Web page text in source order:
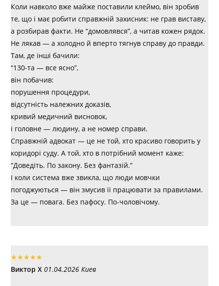
Коли навколо вже майже поставили клеймо, він зробив
те, що і має робити справжній захисник: не грав виставу,
а розбирав факти. Не “домовлявся”, а читав кожен рядок.
Не лякав — а холодно й вперто тягнув справу до правди.
Там, де інші бачили:
“130-та — все ясно”,
він побачив:
порушення процедури,
відсутність належних доказів,
кривий медичний висновок,
і головне — людину, а не номер справи.
Справжній адвокат — це не той, хто красиво говорить у
коридорі суду. А той, хто в потрібний момент каже:
“Доведіть. По закону. Без фантазій.”
І коли система вже звикла, що люди мовчки
погоджуються — він змусив її працювати за правилами.
За це — повага. Без пафосу. По-чоловічому.
★★★★★
Виктор Х 01.04.2026 Киев